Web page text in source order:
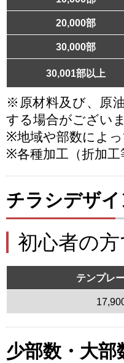
20,000部
30,000部
30,001部以上
※原材料及び、原
する場合がございま
※地域や部数によ
※各種加工（折加
チラシデザ
初心者の
テンプレ
少部数・大